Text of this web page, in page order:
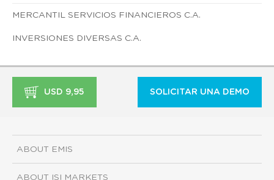
MERCANTIL SERVICIOS FINANCIEROS C.A.
INVERSIONES DIVERSAS C.A.
USD 9,95 SOLICITAR UNA DEMO
ABOUT EMIS
ABOUT ISI MARKETS